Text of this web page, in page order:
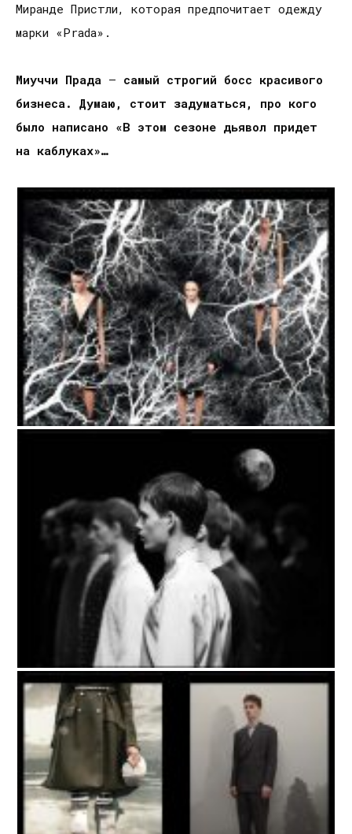
Миранде Пристли, которая предпочитает одежду
марки «Prada».
Миуччи Прада – самый строгий босс красивого
бизнеса. Думаю, стоит задуматься, про кого
было написано «В этом сезоне дьявол придет
на каблуках»…